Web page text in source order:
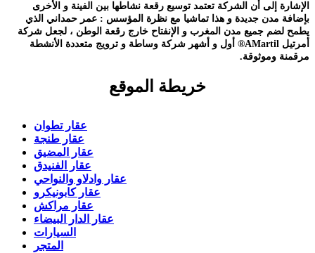
الإشارة إلى أن الشركة تعتمد توسيع رقعة نشاطها بين الفينة و الأخرى
بإضافة مدن جديدة و هذا تماشيا مع نظرة المؤسس : عمر حمداني الذي
يطمح لضم جميع مدن المغرب و الإنفتاح خارج رقعة الوطن ، لجعل شركة
أمرتيل AMartil® أول و أشهر شركة وساطة و ترويج متعددة الأنشطة
مرقمنة وموثوقة.
خريطة الموقع
عقار تطوان
عقار طنجة
عقار المضيق
عقار الفنيدق
عقار وادلاو والنواحي
عقار كابونيكرو
عقار مراكش
عقار الدار البيضاء
السيارات
المتجر